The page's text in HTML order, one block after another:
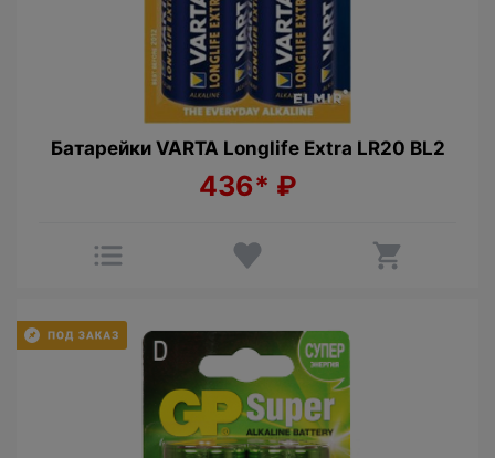
Батарейки VARTA Longlife Extra LR20 BL2
436* ₽